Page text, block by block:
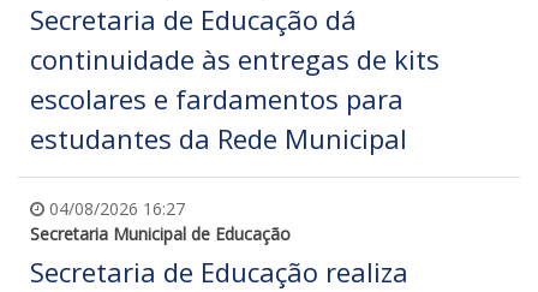
Secretaria de Educação dá
continuidade às entregas de kits
escolares e fardamentos para
estudantes da Rede Municipal
04/08/2026 16:27
Secretaria Municipal de Educação
Secretaria de Educação realiza